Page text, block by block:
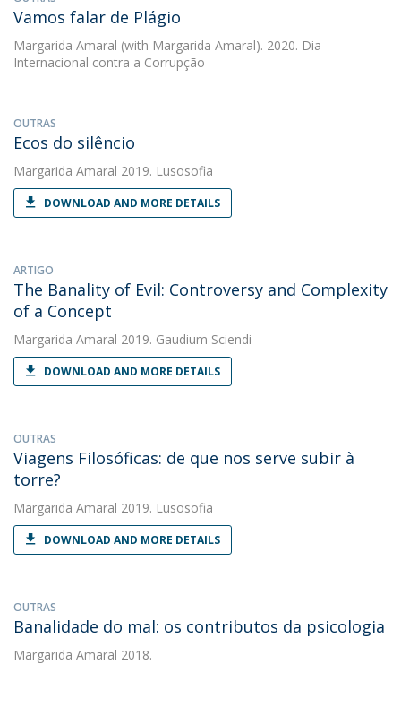
Vamos falar de Plágio
Margarida Amaral (with Margarida Amaral). 2020. Dia
Internacional contra a Corrupção
OUTRAS
Ecos do silêncio
Margarida Amaral 2019. Lusosofia
DOWNLOAD AND MORE DETAILS
ARTIGO
The Banality of Evil: Controversy and Complexity
of a Concept
Margarida Amaral 2019. Gaudium Sciendi
DOWNLOAD AND MORE DETAILS
OUTRAS
Viagens Filosóficas: de que nos serve subir à
torre?
Margarida Amaral 2019. Lusosofia
DOWNLOAD AND MORE DETAILS
OUTRAS
Banalidade do mal: os contributos da psicologia
Margarida Amaral 2018.